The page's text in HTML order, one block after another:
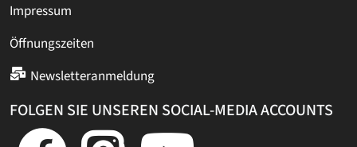
Impressum
Öffnungszeiten
Newsletteranmeldung
FOLGEN SIE UNSEREN SOCIAL-MEDIA ACCOUNTS